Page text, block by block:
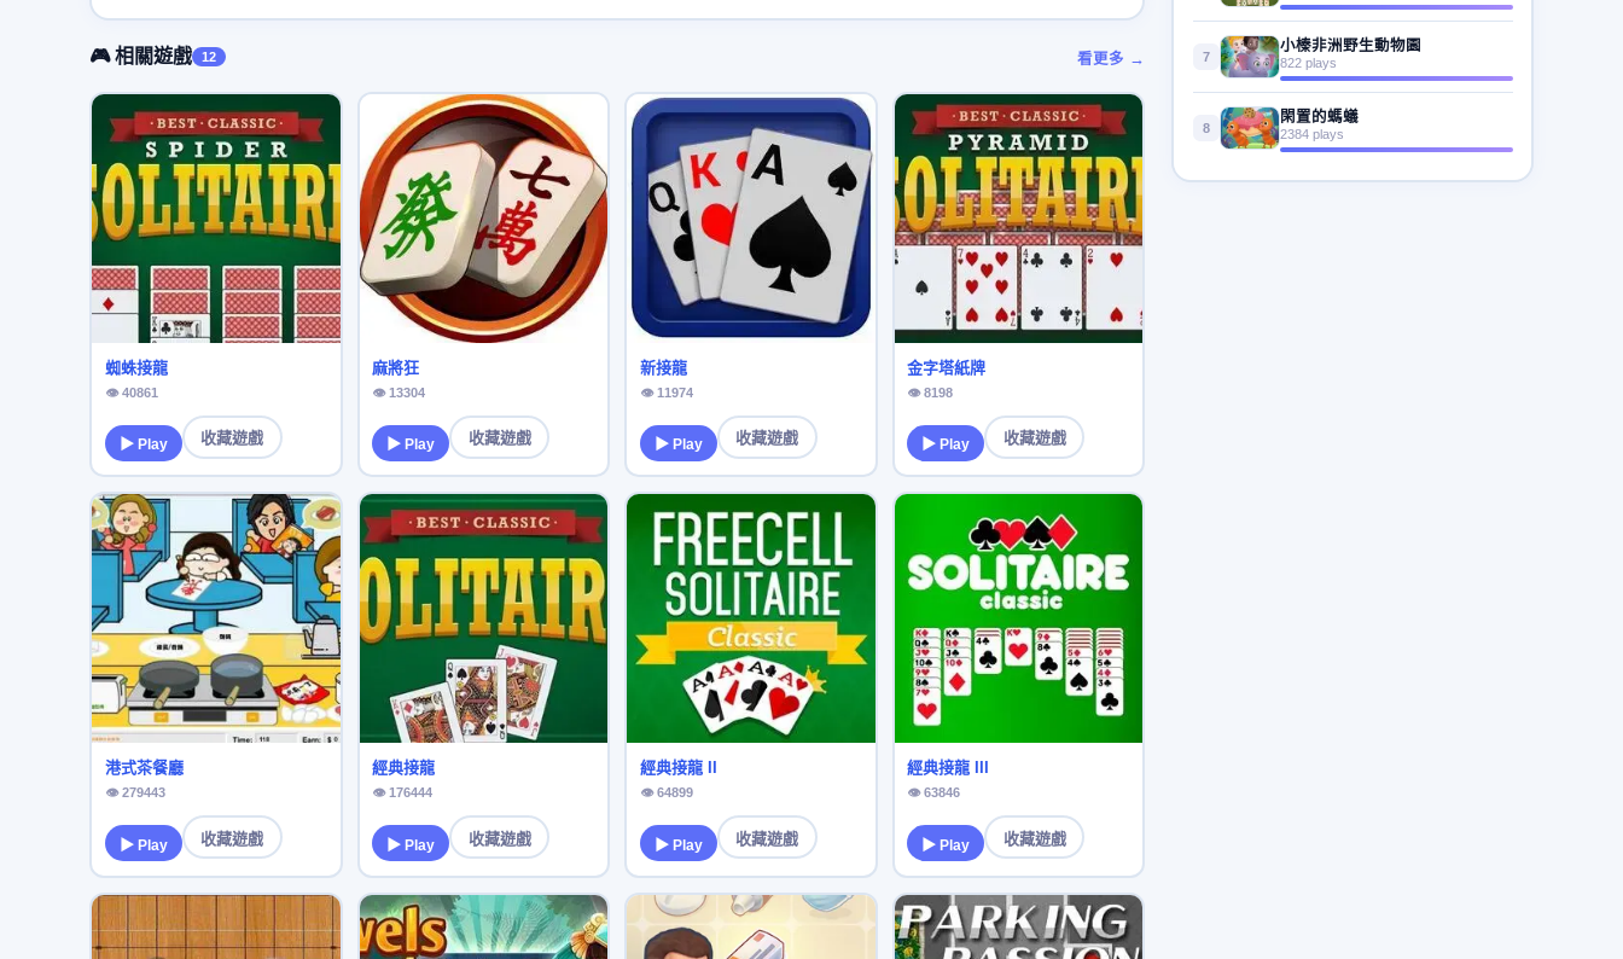
🎮 相關遊戲 12 看更多 →
蜘蛛接龍
👁 40861
▶ Play 收藏遊戲
麻將狂
👁 13304
▶ Play 收藏遊戲
新接龍
👁 11974
▶ Play 收藏遊戲
金字塔紙牌
👁 8198
▶ Play 收藏遊戲
港式茶餐廳
👁 279443
▶ Play 收藏遊戲
經典接龍
👁 176444
▶ Play 收藏遊戲
經典接龍 II
👁 64899
▶ Play 收藏遊戲
經典接龍 III
👁 63846
▶ Play 收藏遊戲
7
小榛非洲野生動物園
822 plays
8
閑置的螞蟻
2384 plays